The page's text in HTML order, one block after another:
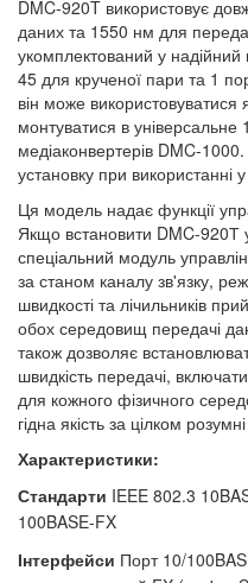
DMC-920T використовує
даних та 1550 нм для
укомплектований у
45 для крученої пари та 1
він може
монтуватися в універсальне
медіаконвертерів DMC-
установку при використанні
Ця модель надає функції
Якщо встановити DMC-920Т
спеціальний модуль
за станом каналу зв'язку,
швидкості та лічильників
обох середовищ передачі
також дозволяє
швидкість передачі,
для кожного фізичного
гідна якість за цілком
Характеристики:
Стандарти IEEE 802.3
100BASE-FX
Інтерфейси Порт 10/